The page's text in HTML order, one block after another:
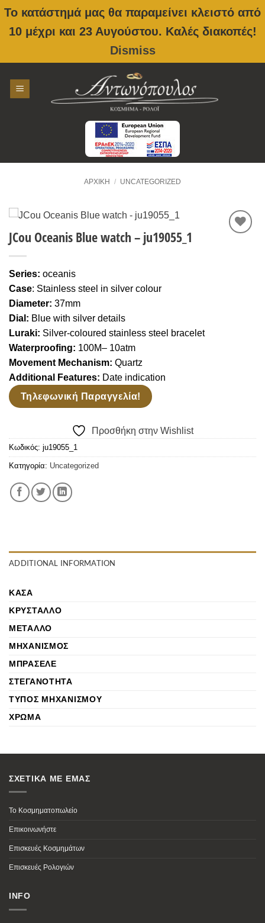
Το κατάστημά μας θα παραμείνει κλειστό από
10 μέχρι και 23 Αυγούστου. Καλές διακοπές!
Dismiss
content
ΑΡΧΙΚΉ / UNCATEGORIZED
JCou Oceanis Blue watch – ju19055_1
Series: oceanis
Case: Stainless steel in silver colour
Diameter: 37mm
Dial: Blue with silver details
Luraki: Silver-coloured stainless steel bracelet
Waterproofing: 100M– 10atm
Movement Mechanism: Quartz
Additional Features: Date indication
Τηλεφωνική Παραγγελία!
Προσθήκη στην Wishlist
Κωδικός: ju19055_1
Κατηγορία: Uncategorized
ADDITIONAL INFORMATION
ΚΆΣΑ
ΚΡΎΣΤΑΛΛΟ
ΜΈΤΑΛΛΟ
ΜΗΧΑΝΙΣΜΌΣ
ΜΠΡΑΣΕΛΈ
ΣΤΕΓΑΝΌΤΗΤΑ
ΤΎΠΟΣ ΜΗΧΑΝΙΣΜΟΎ
ΧΡΏΜΑ
ΣΧΕΤΙΚΑ ΜΕ ΕΜΑΣ
Το Κοσμηματοπωλείο
Επικοινωνήστε
Επισκευές Κοσμημάτων
Επισκευές Ρολογιών
INFO